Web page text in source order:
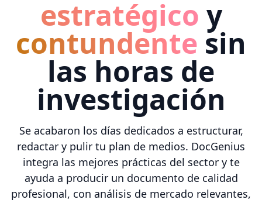
estratégico y
contundente sin
las horas de
investigación
Se acabaron los días dedicados a estructurar,
redactar y pulir tu plan de medios. DocGenius
integra las mejores prácticas del sector y te
ayuda a producir un documento de calidad
profesional, con análisis de mercado relevantes,